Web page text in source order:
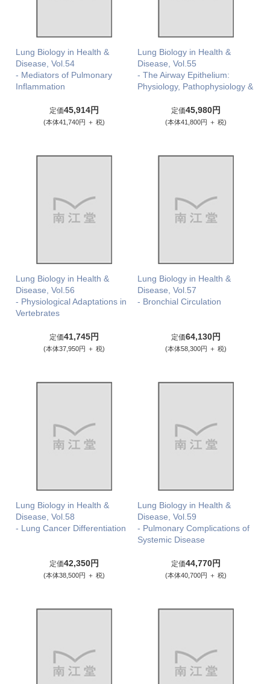
Lung Biology in Health &
Disease, Vol.54
- Mediators of Pulmonary
Inflammation
定価45,914円
(本体41,740円 ＋ 税)
Lung Biology in Health &
Disease, Vol.55
- The Airway Epithelium:
Physiology, Pathophysiology &
定価45,980円
(本体41,800円 ＋ 税)
Lung Biology in Health &
Disease, Vol.56
- Physiological Adaptations in
Vertebrates
定価41,745円
(本体37,950円 ＋ 税)
Lung Biology in Health &
Disease, Vol.57
- Bronchial Circulation
定価64,130円
(本体58,300円 ＋ 税)
Lung Biology in Health &
Disease, Vol.58
- Lung Cancer Differentiation
定価42,350円
(本体38,500円 ＋ 税)
Lung Biology in Health &
Disease, Vol.59
- Pulmonary Complications of
Systemic Disease
定価44,770円
(本体40,700円 ＋ 税)